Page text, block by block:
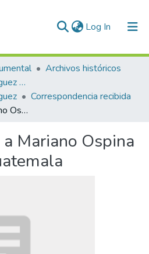
Log In (current)
Archivos históricos
Mariano Ospina Rodríguez (1826 -1912)
Correspondencia recibida
Carta enviada a Mariano Ospina Rodríguez, Guatemala
Mariano Ospina